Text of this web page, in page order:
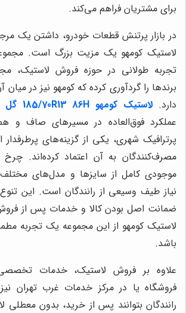
برای مشتریان فراهم می‌کند.
در بازار پرتنش قطعات خودرو، داشتن یک
لاستیک کومهو یک مزیت بزرگ است.
تجربه طولانی در حوزه فروش لاستیک،
برندها را گردآوری کرده که کومهو نیز در میان
دارد. لاستیک کومهو 185/70R13 86H گل Soluos TA21
عملکرد فوق‌العاده در مسیرهای صاف و
پرترافیک شهری، یکی از گزینه‌های
مصرف‌کنندگان به آن اعتماد کرده‌اند.
موجودی کامل از سایزها و مدل‌های
نیاز طیف وسیعی از رانندگان است. این
ضمانت اصل بودن کالا و خدمات پس از
لاستیک کومهو از این مجموعه یک تجربه
باشد.
علاوه بر فروش لاستیک، خدمات
فروشگاه یا در مرکز خدمات غرب تهران
رانندگان بتوانند پس از خرید، بدون معطلی